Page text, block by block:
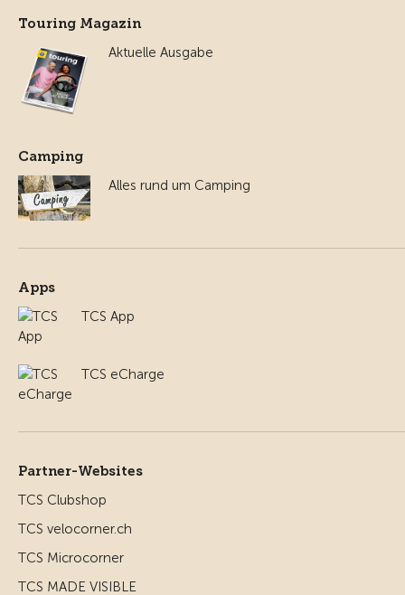
Touring Magazin
Aktuelle Ausgabe
Camping
Alles rund um Camping
Apps
TCS App
TCS eCharge
Partner-Websites
TCS Clubshop
TCS velocorner.ch
TCS Microcorner
TCS MADE VISIBLE